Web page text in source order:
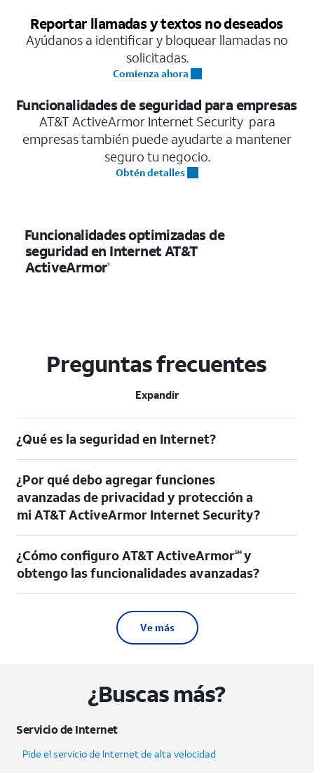
Reportar llamadas y textos no deseados
Ayúdanos a identificar y bloquear llamadas no
solicitadas.
Comienza ahora
Funcionalidades de seguridad para empresas
AT&T ActiveArmor Internet Security para
empresas también puede ayudarte a mantener
seguro tu negocio.
Obtén detalles
Funcionalidades optimizadas de
seguridad en Internet AT&T
ActiveArmor1
Preguntas frecuentes
Expandir
¿Qué es la seguridad en Internet?
¿Por qué debo agregar funciones
avanzadas de privacidad y protección a
mi AT&T ActiveArmor Internet Security?
¿Cómo configuro AT&T ActiveArmorSMy
obtengo las funcionalidades avanzadas?
Ve más
¿Buscas más?
Servicio de Internet
Pide el servicio de Internet de alta velocidad